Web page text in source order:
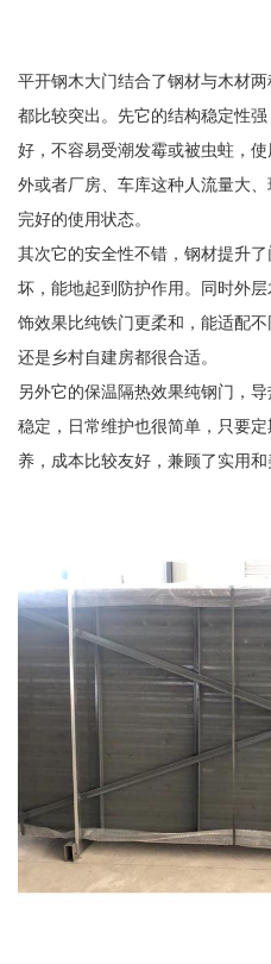
平开钢木大门结合了钢材与木材
都比较突出。先它的结构稳定性
好，不容易受潮发霉或被虫蛀，
外或者厂房、车库这种人流量大
完好的使用状态。
其次它的安全性不错，钢材提升
坏，能地起到防护作用。同时外
饰效果比纯铁门更柔和，能适配
还是乡村自建房都很合适。
另外它的保温隔热效果纯钢门，
稳定，日常维护也很简单，只要
养，成本比较友好，兼顾了实用